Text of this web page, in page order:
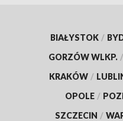
BIAŁYSTOK /
GORZÓW WLKP. /
KRAKÓW /
OPOLE /
SZCZECIN /